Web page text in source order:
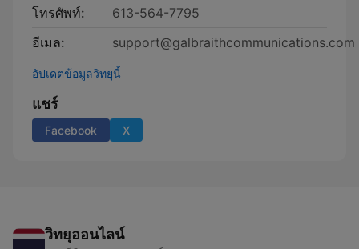
โทรศัพท์:
613-564-7795
อีเมล:
support@galbraithcommunications.com
อัปเดตข้อมูลวิทยุนี้
แชร์
Facebook X
วิทยุออนไลน์